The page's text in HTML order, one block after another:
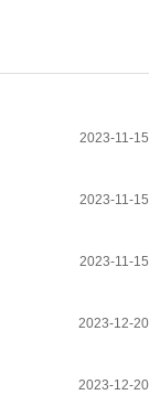
2023-11-15
2023-11-15
2023-11-15
2023-12-20
2023-12-20